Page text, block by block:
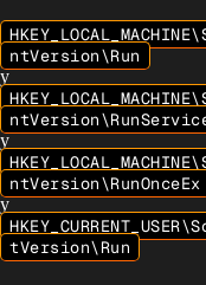
ntVersion\Run
y
y
ntVersion\RunOnceEx
y
tVersion\Run